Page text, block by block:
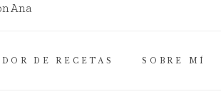
DE RECETAS SOBRE MÍ